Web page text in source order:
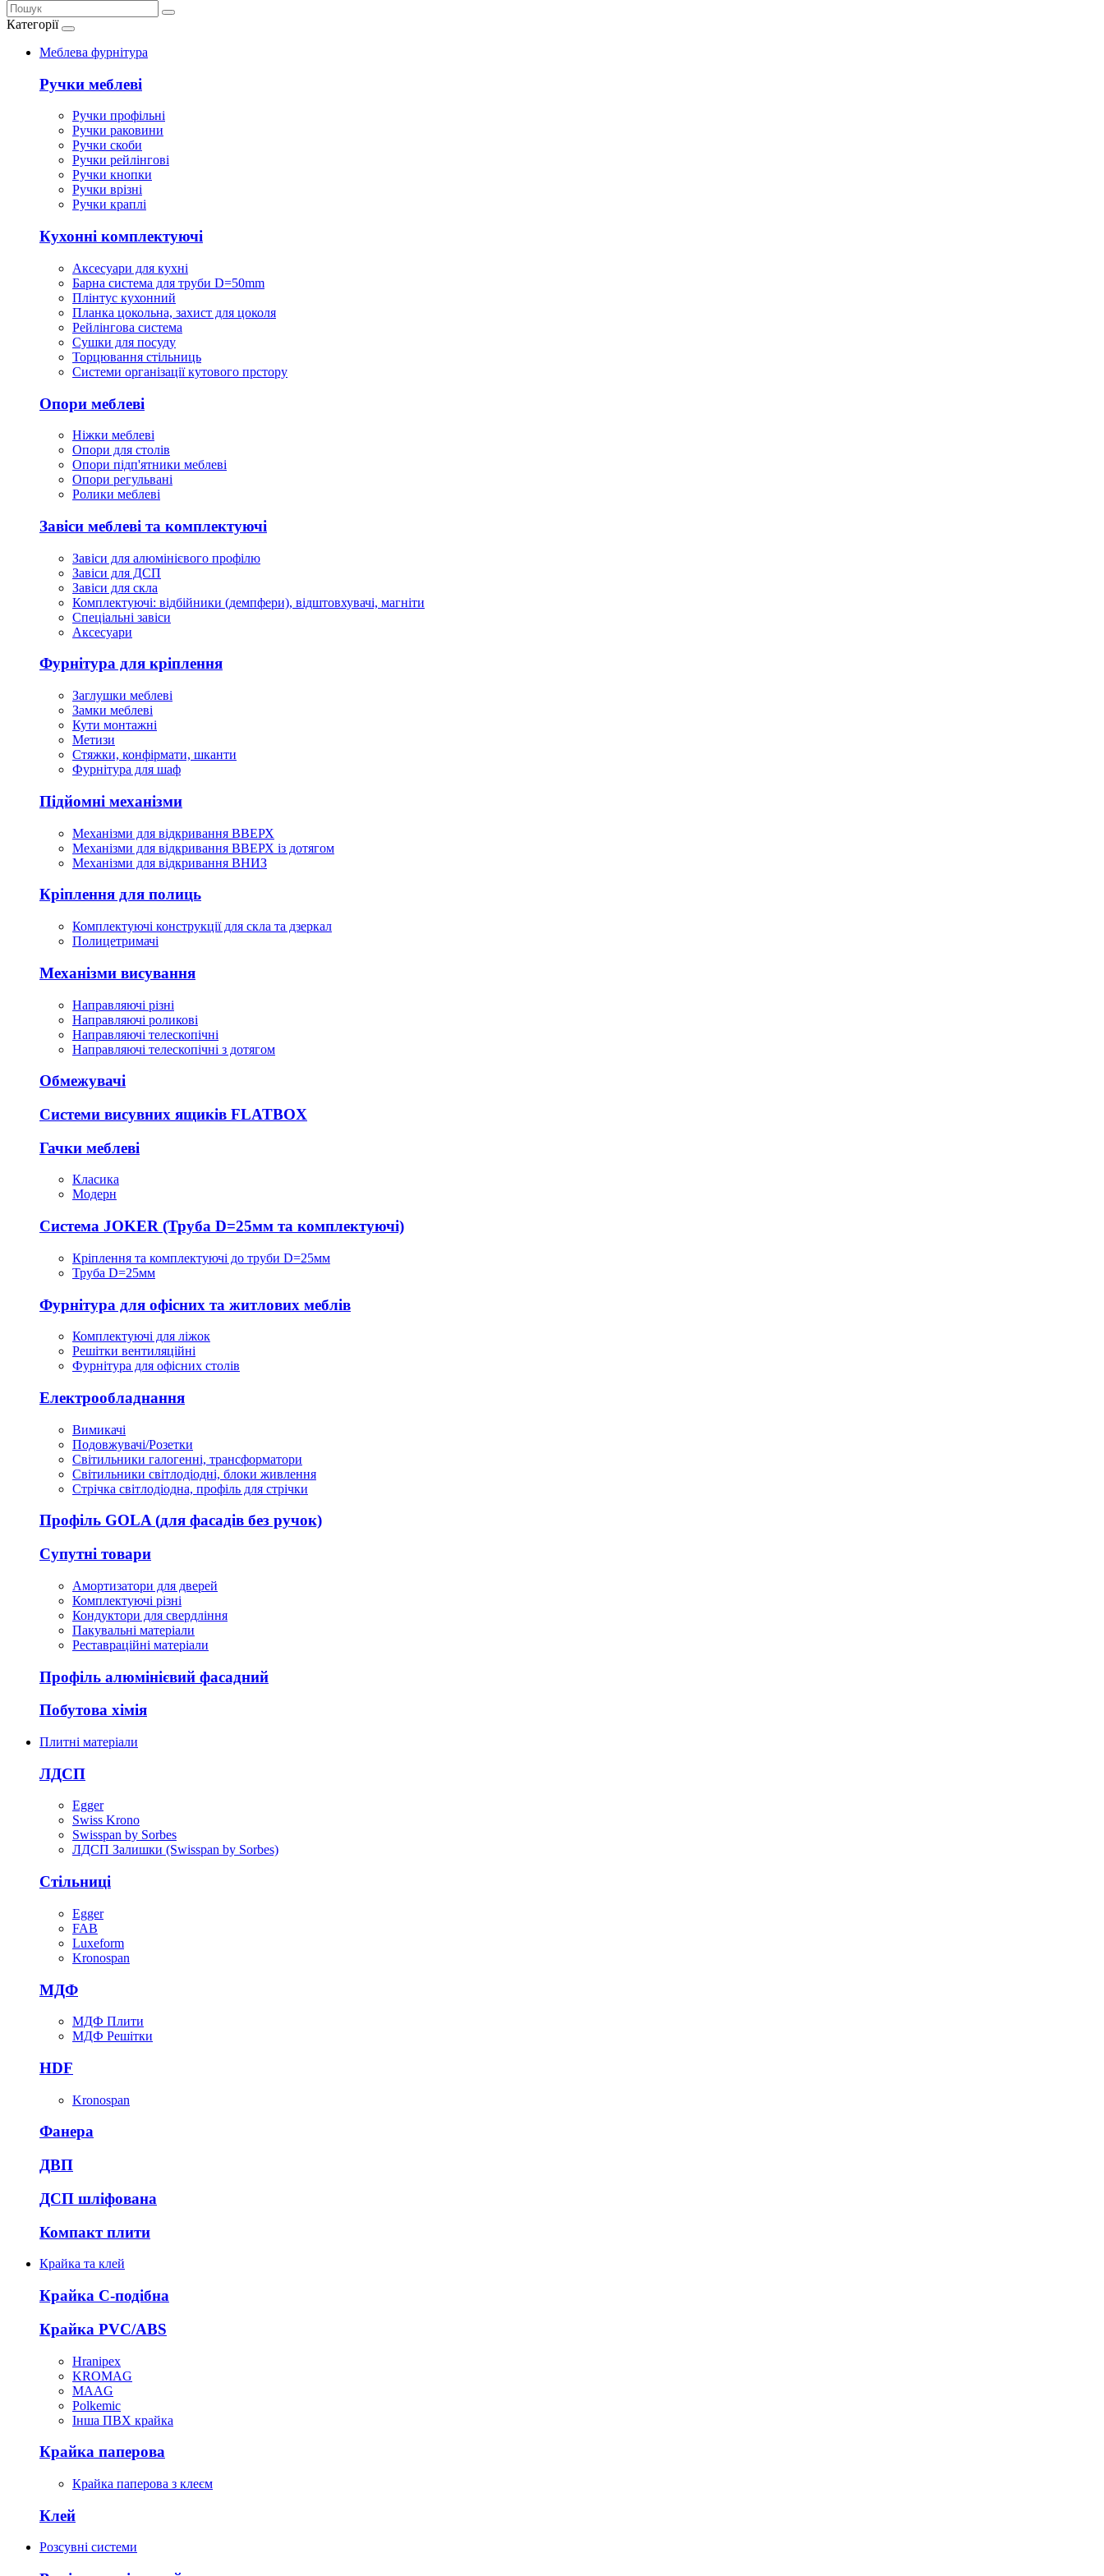
Категорії
Меблева фурнітура
Ручки меблеві
Ручки профільні
Ручки раковини
Ручки скоби
Ручки рейлінгові
Ручки кнопки
Ручки врізні
Ручки краплі
Кухонні комплектуючі
Аксесуари для кухні
Барна система для труби D=50mm
Плінтус кухонний
Планка цокольна, захист для цоколя
Рейлінгова система
Сушки для посуду
Торцювання стільниць
Cистеми організації кутового прстору
Опори меблеві
Ніжки меблеві
Опори для столів
Опори підп'ятники меблеві
Опори регульвані
Ролики меблеві
Завіси меблеві та комплектуючі
Завіси для алюмінієвого профілю
Завіси для ДСП
Завіси для скла
Комплектуючі: відбійники (демпфери), відштовхувачі, магніти
Спеціальні завіси
Аксесуари
Фурнітура для кріплення
Заглушки меблеві
Замки меблеві
Кути монтажні
Метизи
Стяжки, конфірмати, шканти
Фурнітура для шаф
Підйомні механізми
Механізми для відкривання ВВЕРХ
Механізми для відкривання ВВЕРХ із дотягом
Механізми для відкривання ВНИЗ
Кріплення для полиць
Комплектуючі конструкції для скла та дзеркал
Полицетримачі
Механізми висування
Направляючі різні
Направляючі роликові
Направляючі телескопічні
Направляючі телескопічні з дотягом
Обмежувачі
Системи висувних ящиків FLATBOX
Гачки меблеві
Класика
Модерн
Система JOKER (Труба D=25мм та комплектуючі)
Кріплення та комплектуючі до труби D=25мм
Труба D=25мм
Фурнітура для офісних та житлових меблів
Комплектуючі для ліжок
Решітки вентиляційні
Фурнітура для офісних столів
Електрообладнання
Вимикачі
Подовжувачі/Розетки
Світильники галогенні, трансформатори
Світильники світлодіодні, блоки живлення
Стрічка світлодіодна, профіль для стрічки
Профіль GOLA (для фасадів без ручок)
Супутні товари
Амортизатори для дверей
Комплектуючі різні
Кондуктори для свердління
Пакувальні матеріали
Реставраційні матеріали
Профіль алюмінієвий фасадний
Побутова хімія
Плитні матеріали
ЛДСП
Egger
Swiss Krono
Swisspan by Sorbes
ЛДСП Залишки (Swisspan by Sorbes)
Стільниці
Egger
FAB
Luxeform
Kronospan
МДФ
МДФ Плити
МДФ Решітки
HDF
Kronospan
Фанера
ДВП
ДСП шліфована
Компакт плити
Крайка та клей
Крайка С-подібна
Крайка PVC/ABS
Hranipex
KROMAG
MAAG
Polkemic
Інша ПВХ крайка
Крайка паперова
Крайка паперова з клеєм
Клей
Розсувні системи